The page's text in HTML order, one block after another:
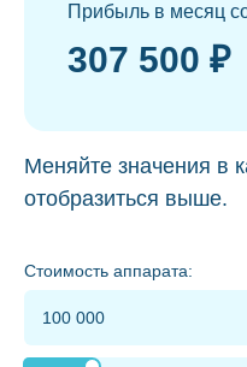
Стоимость аппарата:
Прибыль в месяц
307 500 ₽
Меняйте значения в
отобразиться выше.